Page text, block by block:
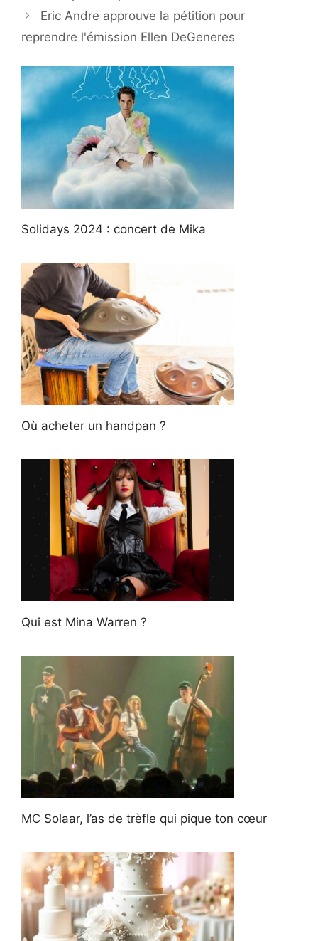
Eric Andre approuve la pétition pour
reprendre l'émission Ellen DeGeneres
Solidays 2024 : concert de Mika
Où acheter un handpan ?
Qui est Mina Warren ?
MC Solaar, l’as de trèfle qui pique ton cœur